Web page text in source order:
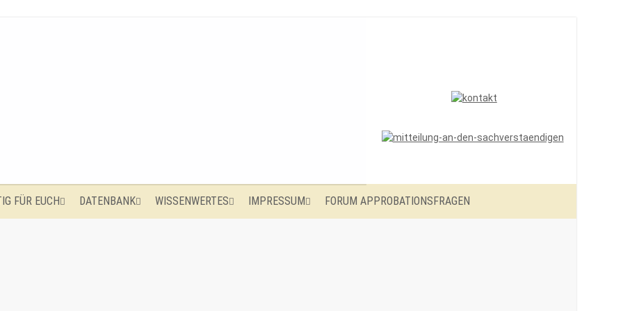
FÜR EUCH DATENBANK WISSENWERTES IMPRESSUM FORUM APPROBATIONSFRAGEN